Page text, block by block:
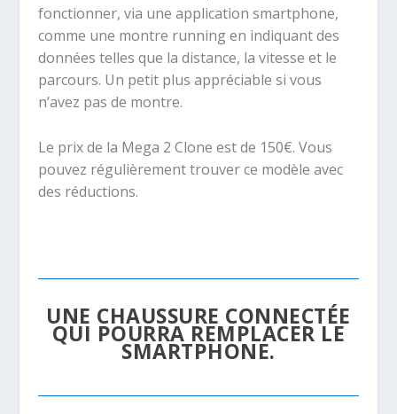
fonctionner, via une application smartphone,
comme une montre running en indiquant des
données telles que la distance, la vitesse et le
parcours. Un petit plus appréciable si vous
n’avez pas de montre.
Le prix de la Mega 2 Clone est de 150€. Vous
pouvez régulièrement trouver ce modèle avec
des réductions.
UNE CHAUSSURE CONNECTÉE
QUI POURRA REMPLACER LE
SMARTPHONE.